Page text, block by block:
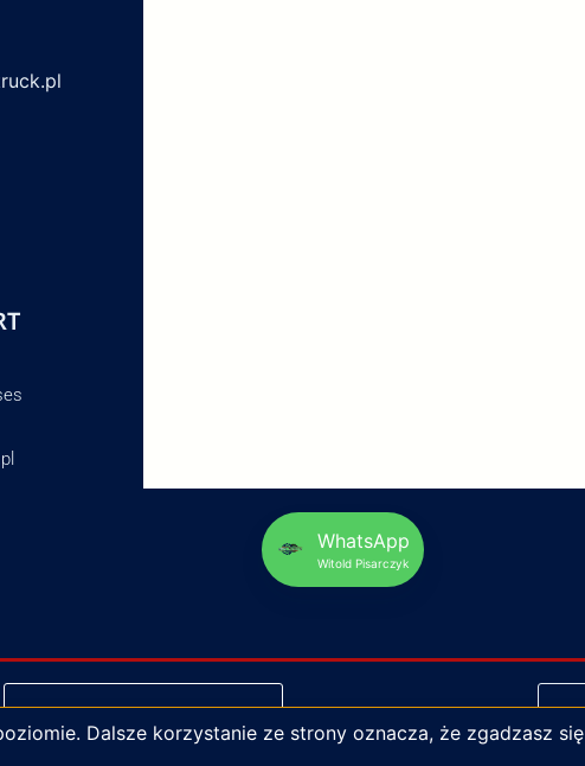
WhatsApp
Witold Pisarczyk
NAPISZ DO NAS
Dalsze korzystanie ze strony oznacza, że zgadzasz się